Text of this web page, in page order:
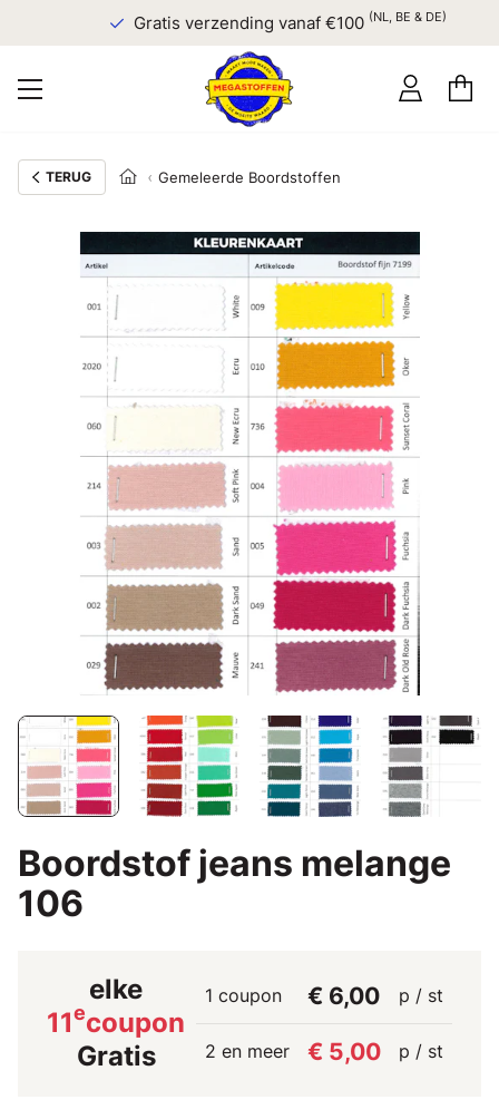
Gratis verzending vanaf €100(NL, BE & DE)
TERUG Gemeleerde Boordstoffen
Boordstof jeans melange
106
elke
11ecoupon
Gratis
1 coupon € 6,00 p / st
2 en meer € 5,00 p / st